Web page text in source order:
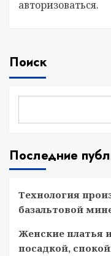
авторизоваться.
Поиск
Последние
Технология
базальтовой
Женские платья
посадкой,